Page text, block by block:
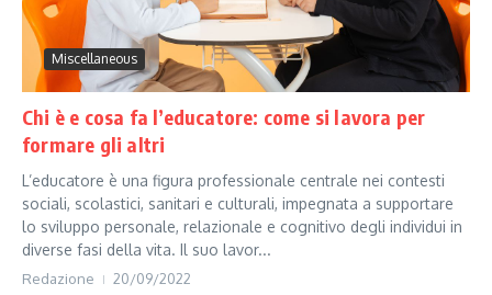
Miscellaneous
Chi è e cosa fa l’educatore: come si lavora per
formare gli altri
L’educatore è una figura professionale centrale nei contesti
sociali, scolastici, sanitari e culturali, impegnata a supportare
lo sviluppo personale, relazionale e cognitivo degli individui in
diverse fasi della vita. Il suo lavor...
Redazione 20/09/2022